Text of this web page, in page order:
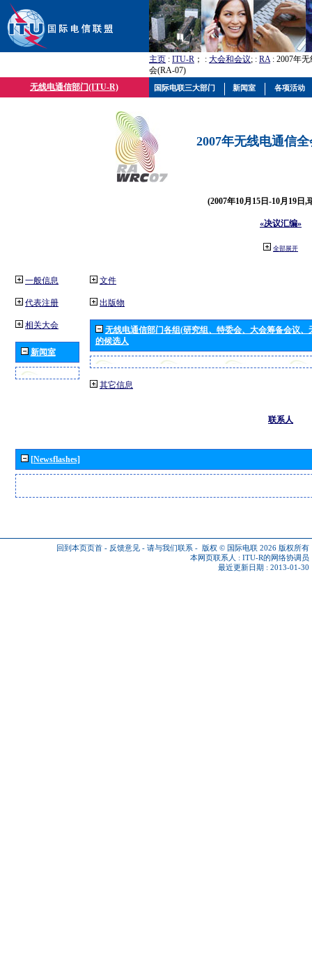
主页 : ITU-R ； : 大会和会议; : RA: 2007年
会(RA-07)
无线电通信部门(ITU-R)
2007年无线电通信
(2007年10月15日-10月19日,
«决议汇编»
全部展开
一般信息
代表注册
相关大会
新闻室
文件
出版物
无线电通信部门各组(研究组、特委会、大会筹备会议
的候选人
其它信息
联系人
[Newsflashes]
回到本页页首 - 反馈意见 - 请与我们联系 - 版权 © 国际电联 2026 版权所有
本网页联系人 : ITU-R的网络协调员
最近更新日期 : 2013-01-30
国际电联三大部门 新闻室 各项活动